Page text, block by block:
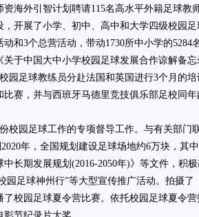
海外引智计划聘请115名高水平外籍足球教
开展了小学、初中、高中和大学四级校园足
和3个总营活动，带动1730所中小学的5284
于中国大中小学校园足球发展合作谅解备
园足球教练员分赴法国和英国进行3个月的
赛，并与西班牙马德里竞技俱乐部足校同
园足球工作的专项督导工作。与有关部门
年，全国规划建设足球场地约6万块，其
长期发展规划(2016-2050年)》等文件，积
园足球神州行”等大型宣传推广活动。拍摄了
校园足球夏令营比赛。依托校园足球夏令